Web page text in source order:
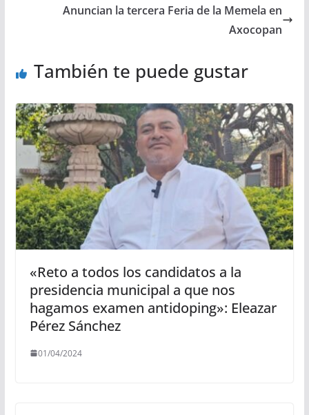
Anuncian la tercera Feria de la Memela en
Axocopan
También te puede gustar
«Reto a todos los candidatos a la
presidencia municipal a que nos
hagamos examen antidoping»: Eleazar
Pérez Sánchez
01/04/2024